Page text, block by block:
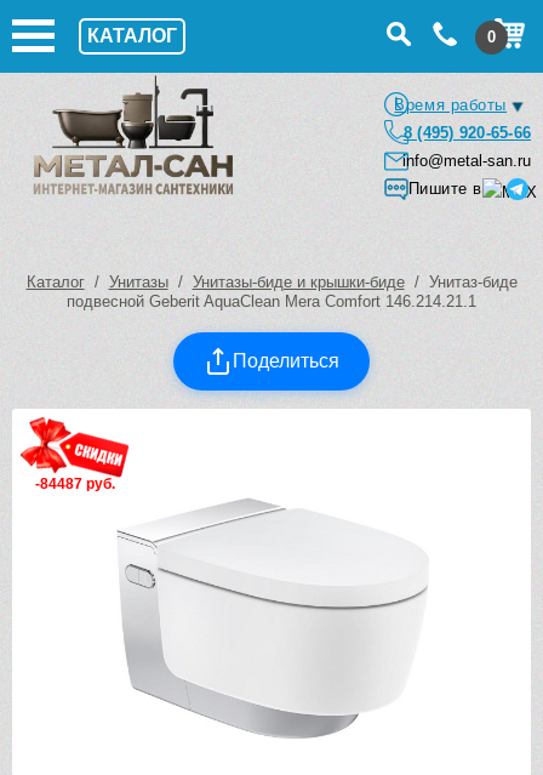
КАТАЛОГ 0
Время работы
8 (495) 920-65-66
info@metal-san.ru
Пишите в
Каталог/ Унитазы/ Унитазы-биде и крышки-биде/ Унитаз-биде
подвесной Geberit AquaClean Mera Comfort 146.214.21.1
Поделиться
-84487 руб.